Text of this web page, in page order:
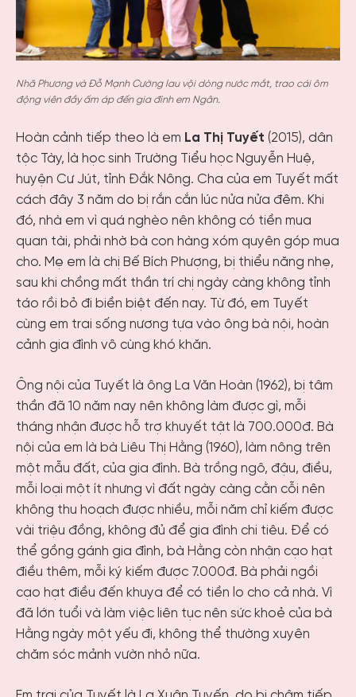
Nhã Phương và Đỗ Mạnh Cường lau vội dòng nước mắt, trao cái ôm
động viên đầy ấm áp đến gia đình em Ngân.
Hoàn cảnh tiếp theo là em La Thị Tuyết (2015), dân
tộc Tày, là học sinh Trường Tiểu học Nguyễn Huệ,
huyện Cư Jút, tỉnh Đắk Nông. Cha của em Tuyết mất
cách đây 3 năm do bị rắn cắn lúc nửa nửa đêm. Khi
đó, nhà em vì quá nghèo nên không có tiền mua
quan tài, phải nhờ bà con hàng xóm quyên góp mua
cho. Mẹ em là chị Bế Bích Phượng, bị thiểu năng nhẹ,
sau khi chồng mất thần trí chị ngày càng không tỉnh
táo rồi bỏ đi biền biệt đến nay. Từ đó, em Tuyết
cùng em trai sống nương tựa vào ông bà nội, hoàn
cảnh gia đình vô cùng khó khăn.
Ông nội của Tuyết là ông La Văn Hoàn (1962), bị tâm
thần đã 10 năm nay nên không làm được gì, mỗi
tháng nhận được hỗ trợ khuyết tật là 700.000đ. Bà
nội của em là bà Liêu Thị Hằng (1960), làm nông trên
một mẫu đất, của gia đình. Bà trồng ngô, đậu, điều,
mỗi loại một ít nhưng vì đất ngày càng cằn cỗi nên
không thu hoạch được nhiều, mỗi năm chỉ kiếm được
vài triệu đồng, không đủ để gia đình chi tiêu. Để có
thể gồng gánh gia đình, bà Hằng còn nhận cạo hạt
điều thêm, mỗi ký kiếm được 7.000đ. Bà phải ngồi
cạo hạt điều đến khuya để có tiền lo cho cả nhà. Vì
đã lớn tuổi và làm việc liên tục nên sức khoẻ của bà
Hằng ngày một yếu đi, không thể thường xuyên
chăm sóc mảnh vườn nhỏ nữa.